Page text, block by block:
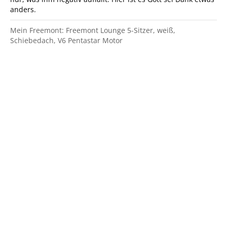
anders.
Mein Freemont: Freemont Lounge 5-Sitzer, weiß,
Schiebedach, V6 Pentastar Motor